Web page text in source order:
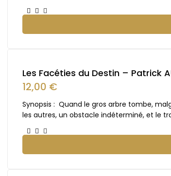
Les Facéties du Destin – Patrick
12,00 €
Synopsis : Quand le gros arbre tombe,
les autres, un obstacle indéterminé, et le